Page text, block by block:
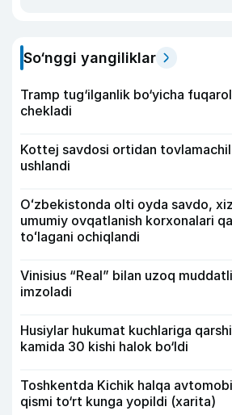
So‘nggi yangiliklar
Tramp tug‘ilganlik bo‘yicha
chekladi
Kottej savdosi ortidan
ushlandi
Oʻzbekistonda olti oyda savdo,
umumiy ovqatlanish korxonalari
toʻlagani ochiqlandi
Vinisius “Real” bilan uzoq
imzoladi
Husiylar hukumat kuchlariga
kamida 30 kishi halok bo‘ldi
Toshkentda Kichik halqa
qismi to‘rt kunga yopildi (xarita)